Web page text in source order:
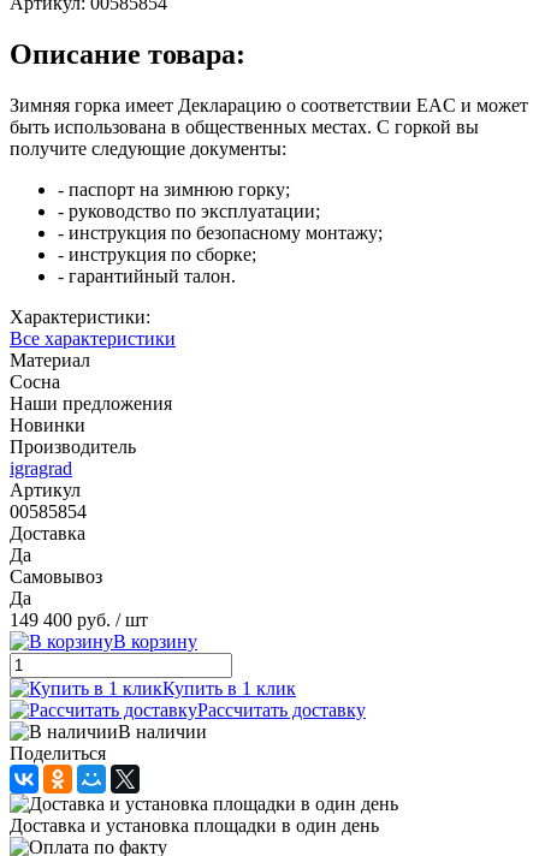
Описание товара:
Зимняя горка имеет Декларацию о соответствии EAC и может
быть использована в общественных местах. С горкой вы
получите следующие документы:
- паспорт на зимнюю горку;
- руководство по эксплуатации;
- инструкция по безопасному монтажу;
- инструкция по сборке;
- гарантийный талон.
Характеристики:
Все характеристики
Материал
Сосна
Наши предложения
Новинки
Производитель
igragrad
Артикул
00585854
Доставка
Да
Самовывоз
Да
149 400 руб. / шт
В корзину
Купить в 1 клик
Рассчитать доставку
В наличии
Поделиться
Доставка и установка площадки в один день